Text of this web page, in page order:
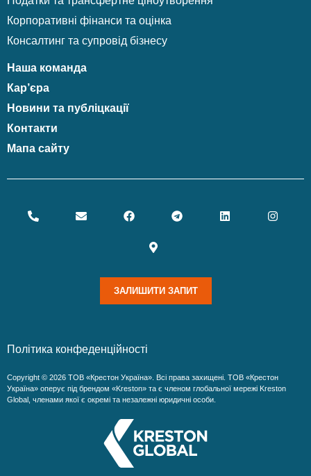
Корпоративні фінанси та оцінка
Консалтинг та супровід бізнесу
Наша команда
Кар’єра
Новини та публіцкації
Контакти
Мапа сайту
ЗАЛИШИТИ ЗАПИТ
Політика конфеденційності
Copyright © 2026 ТОВ «Крестон Україна». Всі права захищені. ТОВ «Крестон
Україна» оперує під брендом «Kreston» та є членом глобальної мережі Kreston
Global, членами якої є окремі та незалежні юридичні особи.